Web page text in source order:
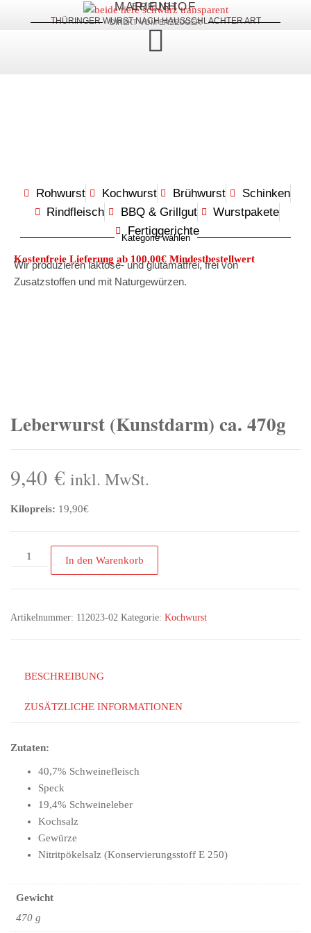
MARIENHOF
ERFURT
THÜRINGER WURST NACH HAUSSCHLACHTER ART
DIREKT VOM ERZEUGER
Rohwurst Kochwurst Brühwurst
Schinken
Rindfleisch
BBQ & Grillgut
Wurstpakete
Fertiggerichte
Kategorie wählen
Kostenfreie Lieferung ab 100,00€ Mindestbestellwert
Wir produzieren laktose- und glutamatfrei, frei von
Zusatzstoffen und mit Naturgewürzen.
Leberwurst (Kunstdarm) ca. 470g
9,40 € inkl. MwSt.
Kilopreis: 19,90€
In den Warenkorb
Artikelnummer: 112023-02 Kategorie: Kochwurst
BESCHREIBUNG
ZUSÄTZLICHE INFORMATIONEN
Zutaten:
40,7% Schweinefleisch
Speck
19,4% Schweineleber
Kochsalz
Gewürze
Nitritpökelsalz (Konservierungsstoff E 250)
Gewicht
470 g